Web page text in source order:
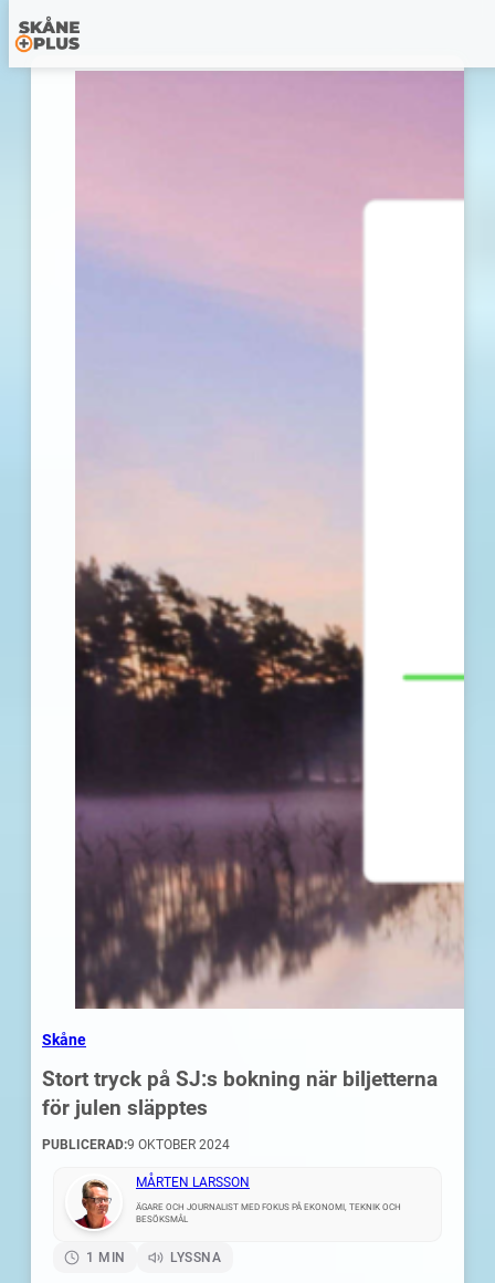
Skåne
Stort tryck på SJ:s bokning när biljetterna
för julen släpptes
PUBLICERAD:9 OKTOBER 2024
MÅRTEN LARSSON
ÄGARE OCH JOURNALIST MED FOKUS PÅ EKONOMI, TEKNIK OCH
BESÖKSMÅL
1 MIN LYSSNA